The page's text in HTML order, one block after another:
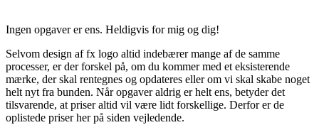
Ingen opgaver er ens. Heldigvis for mig og dig!
Selvom design af fx logo altid indebærer mange af de samme
processer, er der forskel på, om du kommer med et eksisterende
mærke, der skal rentegnes og opdateres eller om vi skal skabe noget
helt nyt fra bunden. Når opgaver aldrig er helt ens, betyder det
tilsvarende, at priser altid vil være lidt forskellige. Derfor er de
oplistede priser her på siden vejledende.